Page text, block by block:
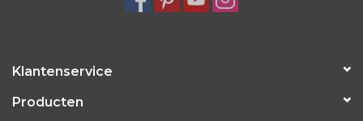
Klantenservice
Producten